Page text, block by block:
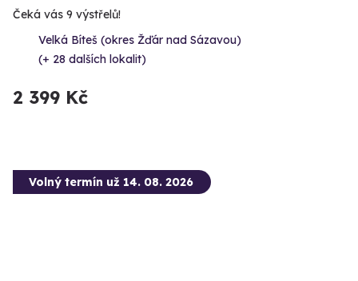
Čeká vás 9 výstřelů!
Velká Bíteš (okres Žďár nad Sázavou)
(+ 28 dalších lokalit)
2 399 Kč
Volný termín už 14. 08. 2026